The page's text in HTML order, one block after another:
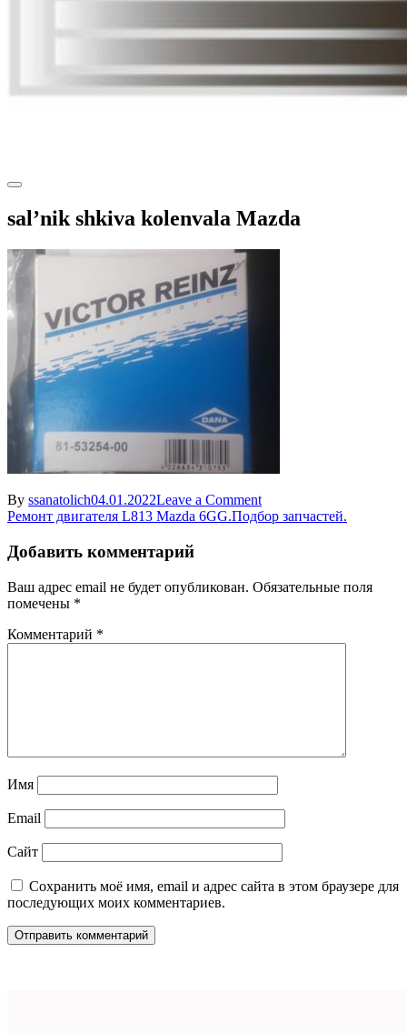
sal’nik shkiva kolenvala Mazda
By ssanatolich04.01.2022Leave a Commenton
sal’nik
Навигация
по
записям
Ремонт двигателя L813 Mazda 6GG.Подбор запчастей.
Добавить комментарий
Ваш адрес email не будет опубликован. Обязательные поля
помечены *
Комментарий *
Имя
Email
Сайт
Сохранить моё имя, email и адрес сайта в этом браузере для
последующих моих комментариев.